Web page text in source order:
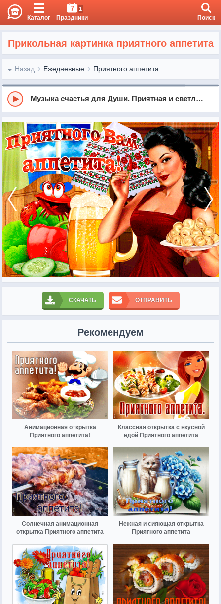
Каталог
7 1
Праздники Поиск
Прикольная картинка приятного аппетита
Назад Ежедневные Приятного аппетита
Музыка счастья для Души. Приятная и светлая мелодия
СКАЧАТЬ ОТПРАВИТЬ
Рекомендуем
Анимационная открытка
Приятного аппетита!
Классная открытка с вкусной
едой Приятного аппетита
Солнечная анимационная
открытка Приятного аппетита
Нежная и сияющая открытка
Приятного аппетита